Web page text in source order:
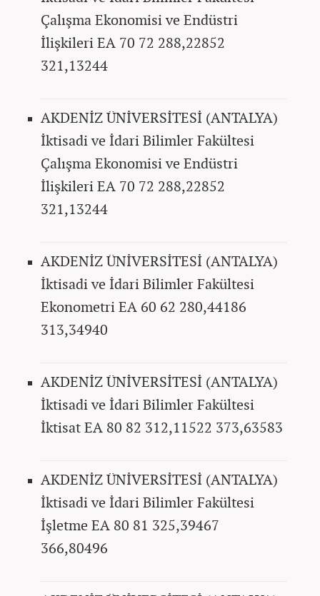
Çalışma Ekonomisi ve Endüstri
İlişkileri EA 70 72 288,22852
321,13244
AKDENİZ ÜNİVERSİTESİ (ANTALYA)
İktisadi ve İdari Bilimler Fakültesi
Çalışma Ekonomisi ve Endüstri
İlişkileri EA 70 72 288,22852
321,13244
AKDENİZ ÜNİVERSİTESİ (ANTALYA)
İktisadi ve İdari Bilimler Fakültesi
Ekonometri EA 60 62 280,44186
313,34940
AKDENİZ ÜNİVERSİTESİ (ANTALYA)
İktisadi ve İdari Bilimler Fakültesi
İktisat EA 80 82 312,11522 373,63583
AKDENİZ ÜNİVERSİTESİ (ANTALYA)
İktisadi ve İdari Bilimler Fakültesi
İşletme EA 80 81 325,39467
366,80496